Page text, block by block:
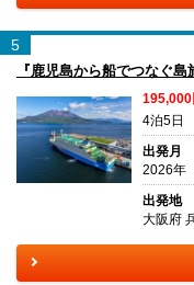
5
『鹿児島から船でつなぐ
195,000
4泊5日
出発月
2026年
出発地
大阪府